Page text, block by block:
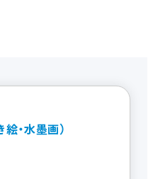
・水墨画）